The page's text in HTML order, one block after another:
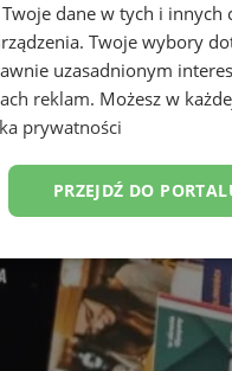
dane w tych i innych
Twoje wybory
uzasadnionym
reklam. Możesz w
prywatności
PRZEJDŹ DO